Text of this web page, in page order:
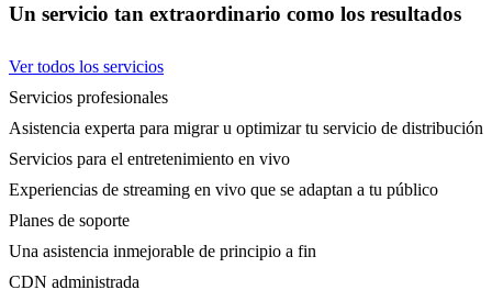
Un servicio tan extraordinario como los resultados
Ver todos los servicios
Servicios profesionales
Asistencia experta para migrar u optimizar tu servicio de distribución
Servicios para el entretenimiento en vivo
Experiencias de streaming en vivo que se adaptan a tu público
Planes de soporte
Una asistencia inmejorable de principio a fin
CDN administrada